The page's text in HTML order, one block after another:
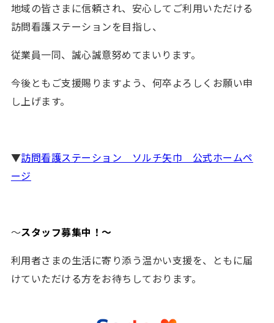
About us
Message
News
お問い合わせ
採用特設サイト
地域の皆さまに信頼され、安心してご利用いただける
訪問看護ステーションを目指し、
従業員一同、誠心誠意努めてまいります。
今後ともご支援賜りますよう、何卒よろしくお願い申
し上げます。
▼訪問看護ステーション ソルチ矢巾 公式ホームペ
ージ
～スタッフ募集中！～
利用者さまの生活に寄り添う温かい支援を、ともに届
けていただける方をお待ちしております。